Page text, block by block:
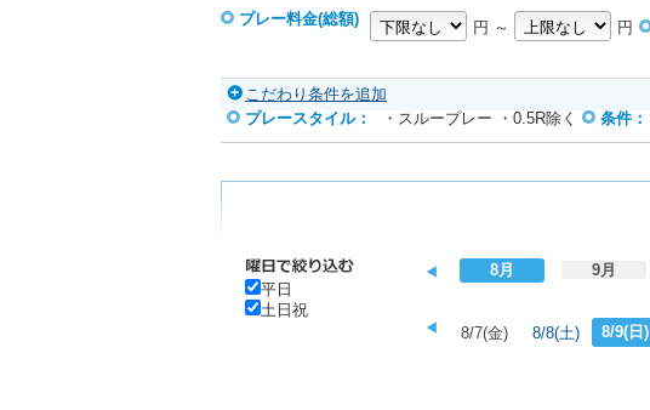
プレー料金(総額) 円 ～ 円
こだわり条件を追加
プレースタイル：
・スループレー ・0.5R除く 条件：
平日
土日祝
8月 9月
8/7(金) 8/8(土) 8/9(日)